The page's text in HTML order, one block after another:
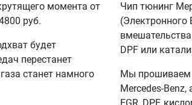
момента от
руб.
будет
перестанет
станет намного
Чип тюнинг
(Электронного
DPF или
Мы прошиваем
Mercedes-